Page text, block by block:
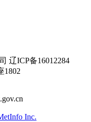
辽ICP备16012284
1802
Inc.